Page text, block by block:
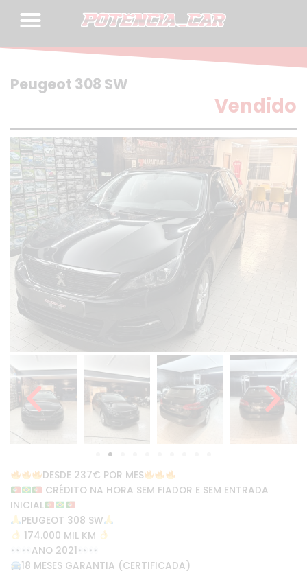
Peugeot 308 SW
Vendido
DESDE 237€ POR MES
CRÉDITO NA HORA SEM FIADOR E SEM ENTRADA
INICIAL
PEUGEOT 308 SW
174.000 MIL KM
ANO 2021
18 MESES GARANTIA (CERTIFICADA)